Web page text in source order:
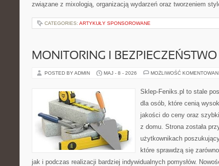
związane z mixologią, organizacją wydarzeń oraz tworzeniem
CATEGORIES: ARTYKUŁY SPONSOROWANE
MONITORING I
POSTED BY ADMIN MAJ - 8 - 2026 MOŻLIWOŚĆ
Sklep-Feniks.pl to stale
dla osób, które cenią
jakości do ceny oraz
z domu. Strona została
użytkownikach
które sprawdzą się
jak i podczas realizacji bardziej indywidualnych pomysłów.